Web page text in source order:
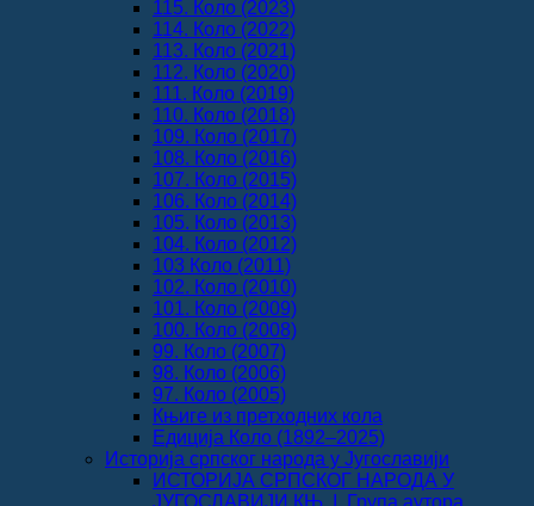
115. Коло (2023)
114. Коло (2022)
113. Коло (2021)
112. Коло (2020)
111. Коло (2019)
110. Коло (2018)
109. Коло (2017)
108. Коло (2016)
107. Коло (2015)
106. Коло (2014)
105. Коло (2013)
104. Коло (2012)
103 Коло (2011)
102. Коло (2010)
101. Коло (2009)
100. Коло (2008)
99. Коло (2007)
98. Коло (2006)
97. Коло (2005)
Књиге из претходних кола
Едиција Коло (1892‒2025)
Историја српског народа у Југославији
ИСТОРИЈА СРПСКОГ НАРОДА У
ЈУГОСЛАВИЈИ КЊ. I, Група аутора